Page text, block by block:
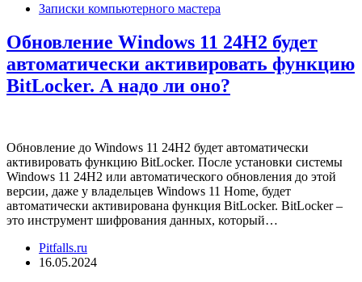
Записки компьютерного мастера
Обновление Windows 11 24H2 будет
автоматически активировать функцию
BitLocker. А надо ли оно?
Обновление до Windows 11 24H2 будет автоматически
активировать функцию BitLocker. После установки системы
Windows 11 24H2 или автоматического обновления до этой
версии, даже у владельцев Windows 11 Home, будет
автоматически активирована функция BitLocker. BitLocker –
это инструмент шифрования данных, который…
Pitfalls.ru
16.05.2024